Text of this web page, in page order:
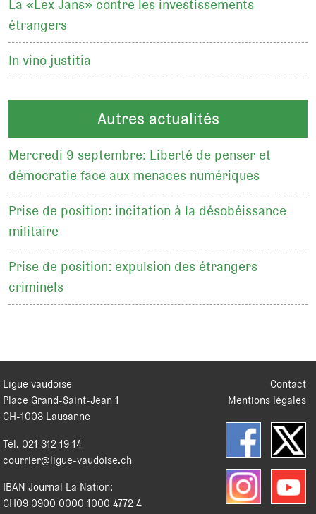
La «Lex Jans» contre les investissements
étrangers
In vino justitia
Autres actualités
Mercredi 9 septembre: Liberté de penser et
démocratie face aux menaces numériques
Prise de position: incitation à la désobéissance
militaire
Prise de position: expulsion des étrangers
criminels
Contact
Mentions légales
Ligue vaudoise
Place Grand-Saint-Jean 1
CH-1003 Lausanne
Tél. 021 312 19 14
courrier@ligue-vaudoise.ch
IBAN Journal La Nation:
CH09 0900 0000 1000 4772 4